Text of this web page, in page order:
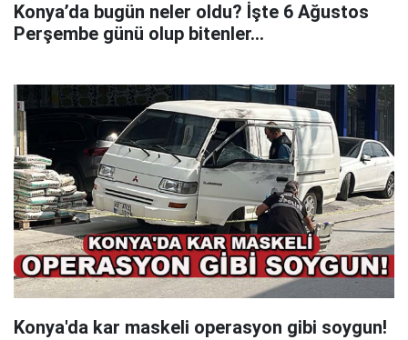
Konya’da bugün neler oldu? İşte 6 Ağustos
Perşembe günü olup bitenler…
Konya'da kar maskeli operasyon gibi soygun!